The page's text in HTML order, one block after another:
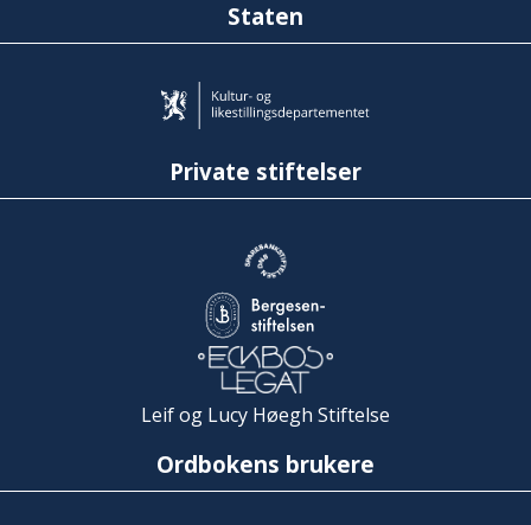
Staten
Private stiftelser
Leif og Lucy Høegh Stiftelse
Ordbokens brukere